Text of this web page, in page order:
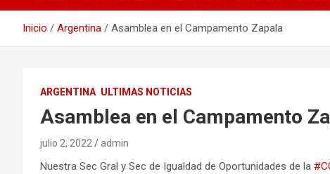
Inicio Argentina Asamblea en el Campamento Zapala
ARGENTINA ULTIMAS NOTICIAS
Asamblea en el Campamento
julio 2, 2022 admin
Nuestra Sec Gral y Sec de Igualdad de Oportunidades de la